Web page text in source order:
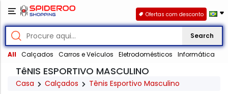
Search
All Calçados Carros e Veículos Eletrodomésticos Informática
Ofertas com desconto
TêNIS ESPORTIVO MASCULINO
Casa Calçados Tênis Esportivo Masculino